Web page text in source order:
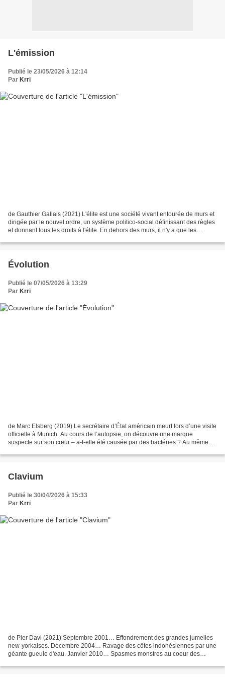
L'émission
Publié le 23/05/2026 à 12:14
Par Krri
de Gauthier Gallais (2021) L'élite est une société vivant entourée de murs et
dirigée par le nouvel ordre, un système politico-social définissant des règles
et donnant tous les droits à l'élite. En dehors des murs, il n'y a que les
Évolution
Publié le 07/05/2026 à 13:29
Par Krri
de Marc Elsberg (2019) Le secrétaire d’État américain meurt lors d’une visite
officielle à Munich. Au cours de l’autopsie, on découvre une marque
suspecte sur son cœur – a-t-elle été causée par des bactéries ? Au même
Clavium
Publié le 30/04/2026 à 15:33
Par Krri
de Pier Davi (2021) Septembre 2001… Effondrement des grandes jumelles
new-yorkaises. Décembre 2004… Ravage des côtes indonésiennes par une
géante gueule d'eau. Janvier 2010… Spasmes monstres au coeur des